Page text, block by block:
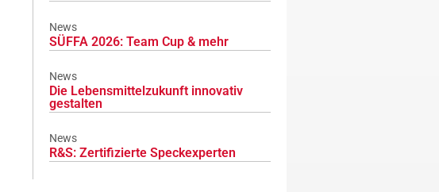
News
SÜFFA 2026: Team Cup & mehr
News
Die Lebensmittelzukunft innovativ
gestalten
News
R&S: Zertifizierte Speckexperten